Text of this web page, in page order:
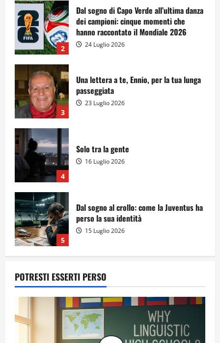
2
Dal sogno di Capo Verde all’ultima danza
dei campioni: cinque momenti che
hanno raccontato il Mondiale 2026
24 Luglio 2026
3
Una lettera a te, Ennio, per la tua lunga
passeggiata
23 Luglio 2026
4
Solo tra la gente
16 Luglio 2026
5
Dal sogno al crollo: come la Juventus ha
perso la sua identità
15 Luglio 2026
A Sergio, dal ragazzo furbo
28 Luglio 2026
Dal sogno di Capo Verde all’ultima danza
POTRESTI ESSERTI PERSO